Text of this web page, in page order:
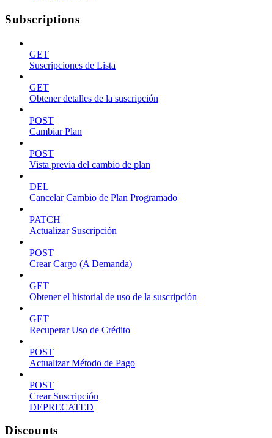
Subscriptions
GET
Suscripciones de Lista
GET
Obtener detalles de la suscripción
POST
Cambiar Plan
POST
Vista previa del cambio de plan
DEL
Cancelar Cambio de Plan Programado
PATCH
Actualizar Suscripción
POST
Crear Cargo (A Demanda)
GET
Obtener el historial de uso de la suscripción
GET
Recuperar Uso de Crédito
POST
Actualizar Método de Pago
POST
Crear Suscripción
DEPRECATED
Discounts